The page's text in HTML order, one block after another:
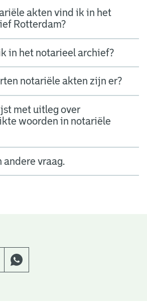
akten vind ik in het
Rotterdam?
in het notarieel archief?
notariële akten zijn er?
met uitleg over
woorden in notariële
andere vraag.